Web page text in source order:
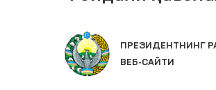
ПРЕЗИДЕНТНИНГ
ВЕБ-САЙТИ